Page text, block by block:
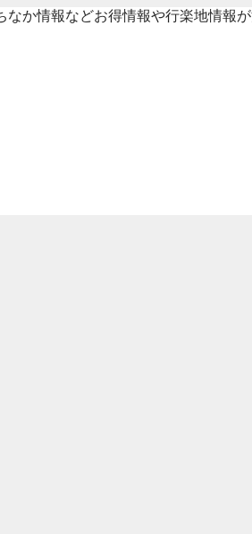
か情報などお得情報や行楽地情報が